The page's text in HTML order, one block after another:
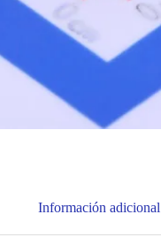
Información adicional